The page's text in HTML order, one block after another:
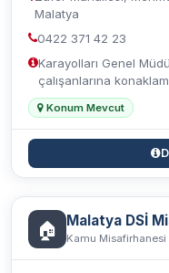
Malatya
0422 371 42 23
Karayolları Genel
çalışanlarına
Konum Mevcut
🏠 Malatya DSİ
Kamu Misafirhanesi